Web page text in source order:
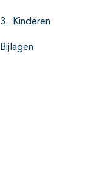
Kinderen
Bijlagen